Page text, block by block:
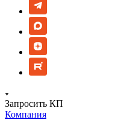
Запросить КП
Компания